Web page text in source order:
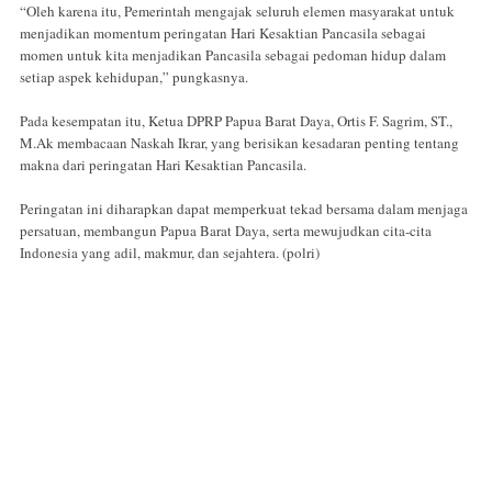
“Oleh karena itu, Pemerintah mengajak seluruh elemen masyarakat untuk
menjadikan momentum peringatan Hari Kesaktian Pancasila sebagai
momen untuk kita menjadikan Pancasila sebagai pedoman hidup dalam
setiap aspek kehidupan,” pungkasnya.
Pada kesempatan itu, Ketua DPRP Papua Barat Daya, Ortis F. Sagrim, ST.,
M.Ak membacaan Naskah Ikrar, yang berisikan kesadaran penting tentang
makna dari peringatan Hari Kesaktian Pancasila.
Peringatan ini diharapkan dapat memperkuat tekad bersama dalam menjaga
persatuan, membangun Papua Barat Daya, serta mewujudkan cita-cita
Indonesia yang adil, makmur, dan sejahtera. (polri)